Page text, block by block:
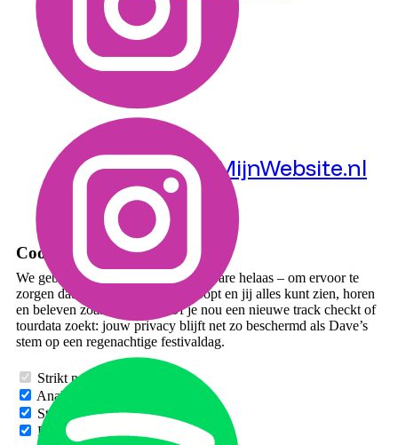
© 2026| DAVEVANDEDAM.NL
| Alle rechten voorbehouden
Webdesign:MaakMijnWebsite.nl
Cookies & Privacy
We gebruiken cookies – niet de eetbare helaas – om ervoor te
zorgen dat deze website soepel loopt en jij alles kunt zien, horen
en beleven zoals het hoort. Of je nou een nieuwe track checkt of
tourdata zoekt: jouw privacy blijft net zo beschermd als Dave’s
stem op een regenachtige festivaldag.
Strikt noodzakelijk
Analyse
Statistieken
Formulierinzendingen